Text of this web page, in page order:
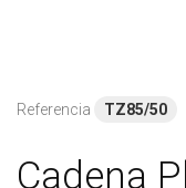
Referencia TZ85/50
Cadena